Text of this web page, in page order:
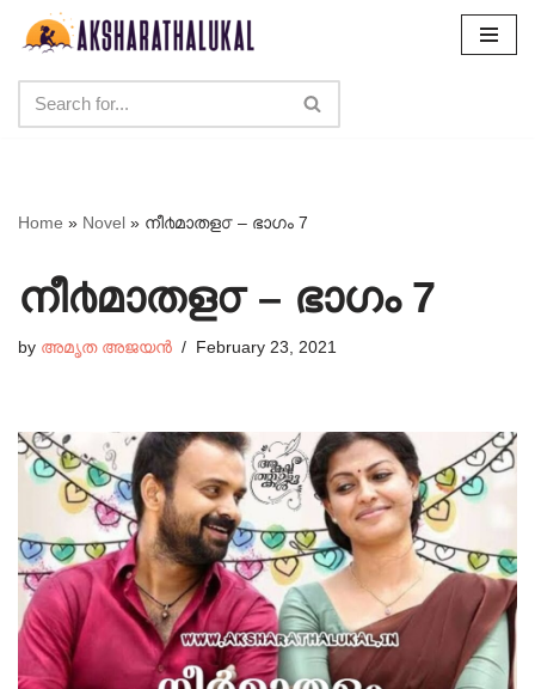
content
Home » Novel » നീ൪മാതള൦ – ഭാഗം 7
നീ൪മാതള൦ – ഭാഗം 7
by അമൃത അജയൻ February 23, 2021